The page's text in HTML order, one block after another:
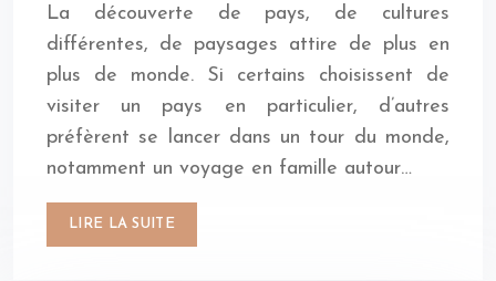
La découverte de pays, de cultures
différentes, de paysages attire de plus en
plus de monde. Si certains choisissent de
visiter un pays en particulier, d’autres
préfèrent se lancer dans un tour du monde,
notamment un voyage en famille autour…
LIRE LA SUITE